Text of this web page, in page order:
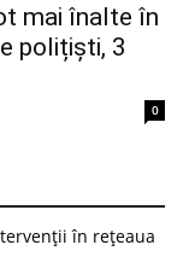
mai înalte în
polițiști, 3
0
în rețeaua